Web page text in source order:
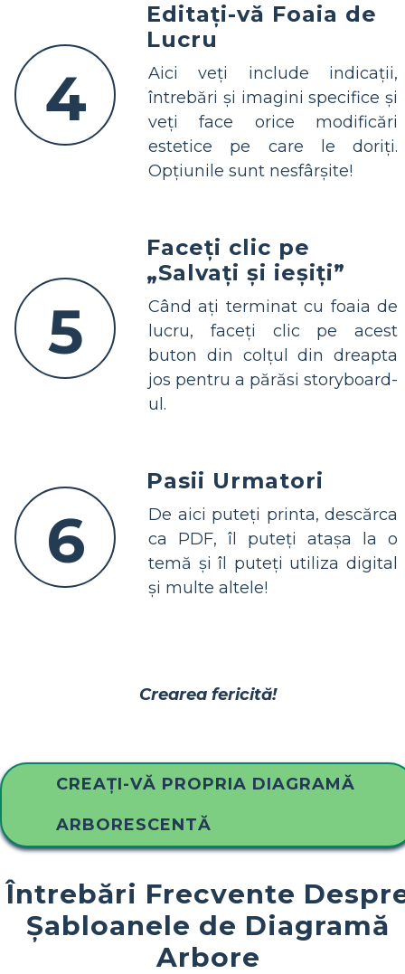
4
Editați-vă Foaia de
Lucru
Aici veți include indicații,
întrebări și imagini specifice și
veți face orice modificări
estetice pe care le doriți.
Opțiunile sunt nesfârșite!
5
Faceți clic pe
„Salvați și ieșiți”
Când ați terminat cu foaia de
lucru, faceți clic pe acest
buton din colțul din dreapta
jos pentru a părăsi storyboard-
ul.
6
Pasii Urmatori
De aici puteți printa, descărca
ca PDF, îl puteți atașa la o
temă și îl puteți utiliza digital
și multe altele!
Crearea fericită!
CREAȚI-VĂ PROPRIA DIAGRAMĂ
ARBORESCENTĂ
Întrebări Frecvente
Șabloanele de Diagramă
Arbore